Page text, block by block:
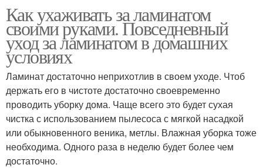
Как ухаживать за ламинатом
своими руками. Повседневный
уход за ламинатом в домашних
условиях
Ламинат достаточно неприхотлив в своем уходе. Чтоб
держать его в чистоте достаточно своевременно
проводить уборку дома. Чаще всего это будет сухая
чистка с использованием пылесоса с мягкой насадкой
или обыкновенного веника, метлы. Влажная уборка тоже
необходима. Одного раза в неделю будет более чем
достаточно.